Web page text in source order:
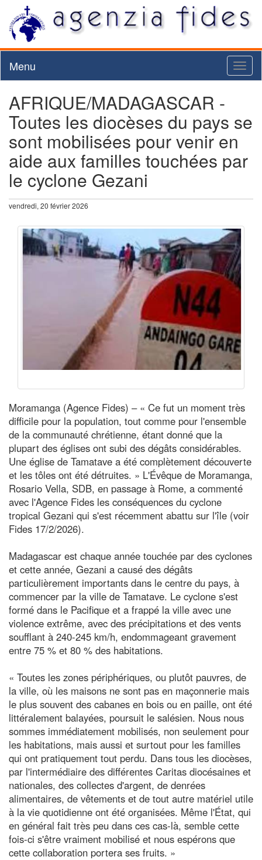
Menu
AFRIQUE/MADAGASCAR -
Toutes les diocèses du pays se
sont mobilisées pour venir en
aide aux familles touchées par
le cyclone Gezani
vendredi, 20 février 2026
Moramanga (Agence Fides) – « Ce fut un moment très
difficile pour la population, tout comme pour l'ensemble
de la communauté chrétienne, étant donné que la
plupart des églises ont subi des dégâts considérables.
Une église de Tamatave a été complètement découverte
et les tôles ont été détruites. » L'Évêque de Moramanga,
Rosario Vella, SDB, en passage à Rome, a commenté
avec l'Agence Fides les conséquences du cyclone
tropical Gezani qui s'est récemment abattu sur l'île (voir
Fides 17/2/2026).
Madagascar est chaque année touchée par des cyclones
et cette année, Gezani a causé des dégâts
particulièrement importants dans le centre du pays, à
commencer par la ville de Tamatave. Le cyclone s'est
formé dans le Pacifique et a frappé la ville avec une
violence extrême, avec des précipitations et des vents
soufflant à 240-245 km/h, endommageant gravement
entre 75 % et 80 % des habitations.
« Toutes les zones périphériques, ou plutôt pauvres, de
la ville, où les maisons ne sont pas en maçonnerie mais
le plus souvent des cabanes en bois ou en paille, ont été
littéralement balayées, poursuit le salésien. Nous nous
sommes immédiatement mobilisés, non seulement pour
les habitations, mais aussi et surtout pour les familles
qui ont pratiquement tout perdu. Dans tous les diocèses,
par l'intermédiaire des différentes Caritas diocésaines et
nationales, des collectes d'argent, de denrées
alimentaires, de vêtements et de tout autre matériel utile
à la vie quotidienne ont été organisées. Même l'État, qui
en général fait très peu dans ces cas-là, semble cette
fois-ci s'être vraiment mobilisé et nous espérons que
cette collaboration portera ses fruits. »